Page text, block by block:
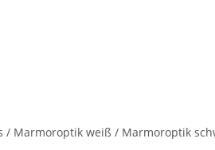
/ Marmoroptik weiß / Marmoroptik